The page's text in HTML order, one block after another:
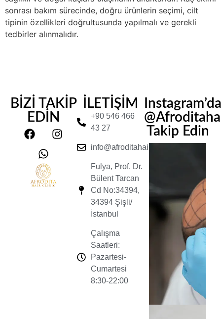
sonrası bakım sürecinde, doğru ürünlerin seçimi, cilt
tipinin özellikleri doğrultusunda yapılmalı ve gerekli
tedbirler alınmalıdır.
BİZİ TAKİP
EDİN
İLETİŞİM
+90 546 466
43 27
info@afroditahairclinic.com
Fulya, Prof. Dr.
Bülent Tarcan
Cd No:34394,
34394 Şişli/
İstanbul
Çalışma
Saatleri:
Pazartesi-
Cumartesi
8:30-22:00
Instagram’da
Takip Edin